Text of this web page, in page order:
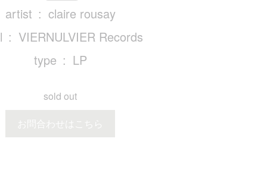
artist
claire rousay
VIERNULVIER Records
type
LP
sold out
お問合わせはこちら